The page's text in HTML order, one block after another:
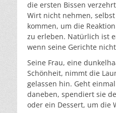
die ersten Bissen
Wirt nicht nehmen,
kommen, um die
zu erleben. Natürlich ist
wenn seine Gerichte
Seine Frau, eine
Schönheit, nimmt die
gelassen hin. Geht
daneben, spendiert sie
oder ein Dessert, um die